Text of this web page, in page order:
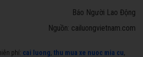
Báo Người Lao Động
Nguồn: cailuongvietnam.com
phí: cai luong, thu mua xe nuoc mia cu,